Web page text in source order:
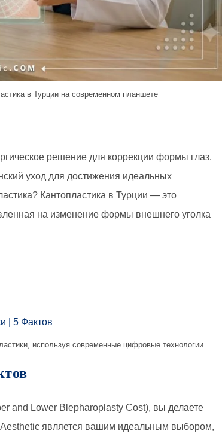
в Турции на современном планшете
решение для коррекции формы глаз.
уход для достижения идеальных
Кантопластика в Турции — это
на изменение формы внешнего уголка
используя современные цифровые технологии.
and Lower Blepharoplasty Cost), вы делаете
является вашим идеальным выбором,